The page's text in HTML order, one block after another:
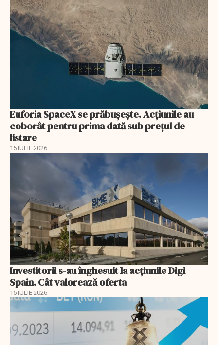
Euforia SpaceX se prăbușește. Acțiunile au
coborât pentru prima dată sub prețul de
listare
15 IULIE 2026
Investitorii s-au înghesuit la acțiunile Digi
Spain. Cât valorează oferta
15 IULIE 2026